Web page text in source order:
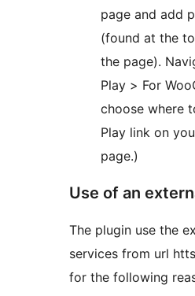
page and add
(found at the
the page).
Play > For
choose where
Play link on
page.)
Use of an
The plugin use the
services from url
for the following